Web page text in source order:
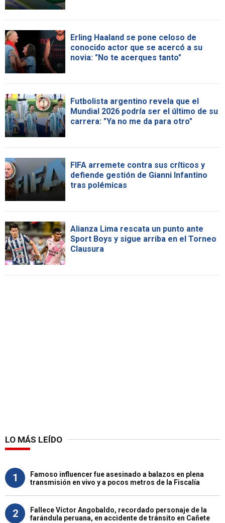
Erling Haaland se pone celoso de
conocido actor que se acercó a su
novia: "No te acerques tanto"
Futbolista argentino revela que el
Mundial 2026 podría ser el último de su
carrera: "Ya no me da para otro"
FIFA arremete contra sus críticos y
defiende gestión de Gianni Infantino
tras polémicas
Alianza Lima rescata un punto ante
Sport Boys y sigue arriba en el Torneo
Clausura
LO MÁS LEÍDO
1
Famoso influencer fue asesinado a balazos en plena
transmisión en vivo y a pocos metros de la Fiscalía
2
Fallece Víctor Angobaldo, recordado personaje de la
farándula peruana, en accidente de tránsito en Cañete